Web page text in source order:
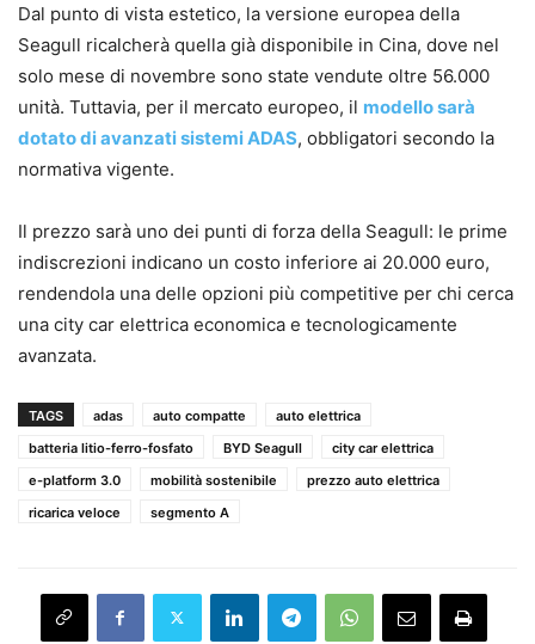
Dal punto di vista estetico, la versione europea della
Seagull ricalcherà quella già disponibile in Cina, dove nel
solo mese di novembre sono state vendute oltre 56.000
unità. Tuttavia, per il mercato europeo, il modello sarà
dotato di avanzati sistemi ADAS, obbligatori secondo la
normativa vigente.
Il prezzo sarà uno dei punti di forza della Seagull: le prime
indiscrezioni indicano un costo inferiore ai 20.000 euro,
rendendola una delle opzioni più competitive per chi cerca
una city car elettrica economica e tecnologicamente
avanzata.
TAGS adas auto compatte
auto elettrica
batteria litio-ferro-fosfato
BYD Seagull
city car elettrica
e-platform 3.0
mobilità sostenibile
prezzo auto elettrica
ricarica veloce
segmento A